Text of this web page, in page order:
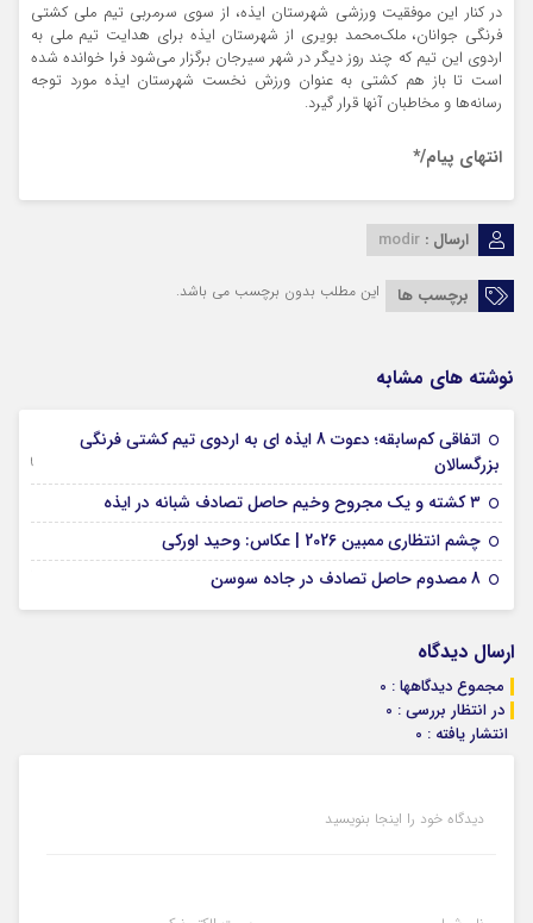
در کنار این موفقیت ورزشی شهرستان ایذه، از سوی سرمربی تیم ملی کشتی
فرنگی جوانان، ملک‌محمد بویری از شهرستان ایذه برای هدایت تیم ملی به
اردوی این تیم که چند روز دیگر در شهر سیرجان برگزار می‌شود فرا خوانده شده
است تا باز هم کشتی به عنوان ورزش نخست شهرستان ایذه مورد توجه
رسانه‌ها و مخاطبان آنها قرار گیرد.
انتهای پیام/*
ارسال : modir
برچسب ها این مطلب بدون برچسب می باشد.
نوشته های مشابه
اتفاقی کم‌سابقه؛ دعوت 8 ایذه ای به اردوی تیم کشتی فرنگی
بزرگسالان
09 جولای 2026
۳ کشته و یک مجروح وخیم حاصل تصادف شبانه در ایذه
چشم انتظاری ممبین 2026 | عکاس: وحید اورکی
8 مصدوم حاصل تصادف در جاده سوسن
ارسال دیدگاه
مجموع دیدگاهها : 0
در انتظار بررسی : 0
انتشار یافته : 0
دیدگاه خود را اینجا بنویسید